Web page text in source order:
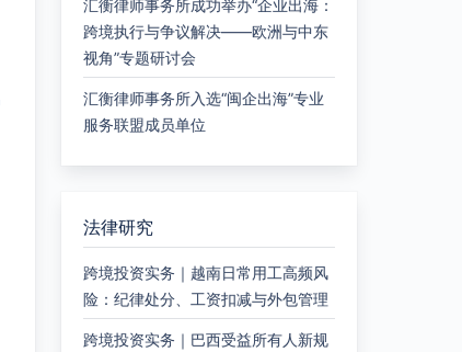
汇衡律师事务所成功举办“企业出海：
跨境执行与争议解决——欧洲与中东
视角”专题研讨会
汇衡律师事务所入选“闽企出海”专业
服务联盟成员单位
法律研究
跨境投资实务｜越南日常用工高频风
险：纪律处分、工资扣减与外包管理
跨境投资实务｜巴西受益所有人新规